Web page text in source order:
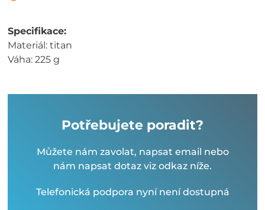
Specifikace:
Materiál: titan
Váha: 225 g
Potřebujete poradit?
Můžete nám zavolat, napsat email nebo
nám napsat dotaz viz odkaz níže.
Telefonická podpora nyní není dostupná